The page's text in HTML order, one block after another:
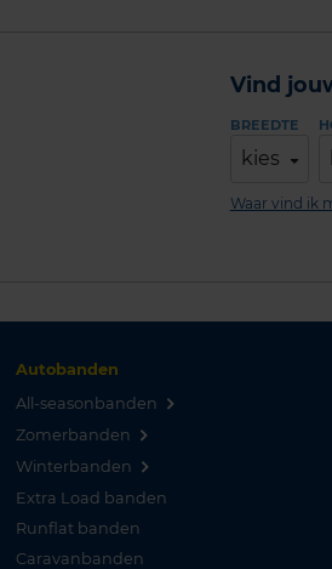
Vind
BREEDTE
kies
Waar vind ik
Autobanden
All-seasonbanden
Zomerbanden
Winterbanden
Extra Load banden
Runflat banden
Caravanbanden